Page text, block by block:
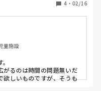
4 ・ 02/16
童施設
がるのは時間の問題無いだ
欲しいものですが、そうも